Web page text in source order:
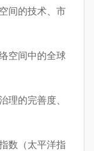
间的技术、市
空间中的全球
的完善度、
数（太平洋指